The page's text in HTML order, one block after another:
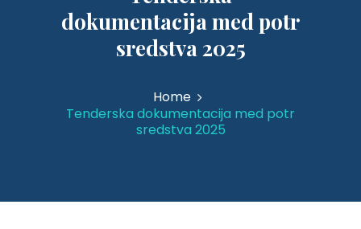
dokumentacija med potr
sredstva 2025
Home
Tenderska dokumentacija med potr
sredstva 2025